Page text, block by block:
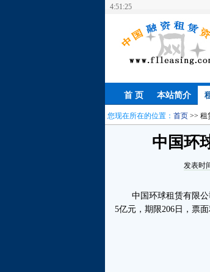
4:51:26
首 页 本站简介
您现在所在的位置： 首页 >> 租
中国环
发表时
中国环球租赁有限公司
5亿元，期限206日，票面